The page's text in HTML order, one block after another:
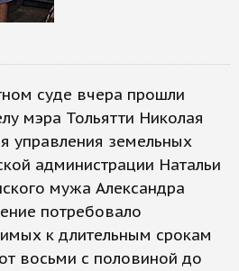
суде вчера прошли
мэра Тольятти Николая
управления земельных
администрации Натальи
мужа Александра
потребовало
к длительным срокам
восьми с половиной до